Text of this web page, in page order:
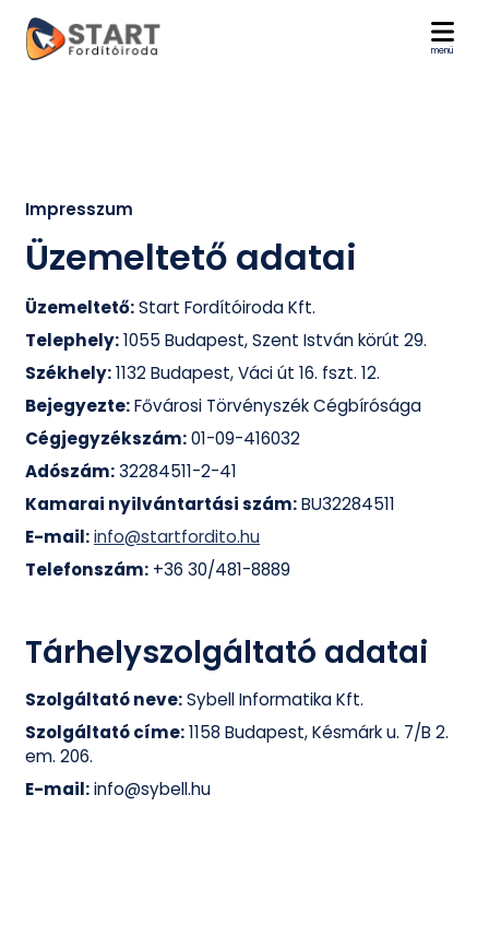
menü
Impresszum
Üzemeltető adatai
Üzemeltető:Start Fordítóiroda Kft.
Telephely:1055 Budapest, Szent István körút 29.
Székhely:1132 Budapest, Váci út 16. fszt. 12.
Bejegyezte:Fővárosi Törvényszék Cégbírósága
Cégjegyzékszám:01-09-416032
Adószám:32284511-2-41
Kamarai nyilvántartási szám:BU32284511
E-mail:info@startfordito.hu
Telefonszám: +36 30/481-8889
Tárhelyszolgáltató adatai
Szolgáltató neve:Sybell Informatika Kft.
Szolgáltató címe:1158 Budapest, Késmárk u. 7/B 2.
em. 206.
E-mail:info@sybell.hu